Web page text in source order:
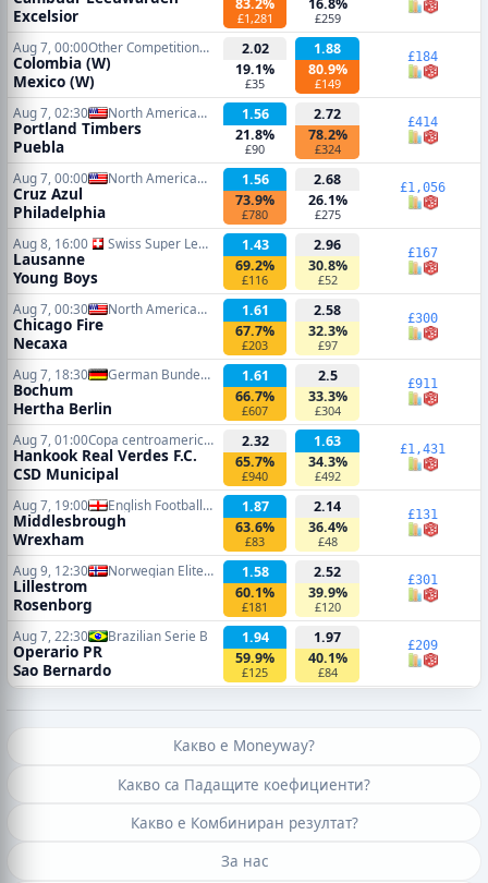
Excelsior
83.2%
£1,281
16.8%
£259
Aug 7, 00:00 Other Competitions Soccer
Colombia (W)
Mexico (W)
2.02
19.1%
£35
1.88
80.9%
£149
£184
Aug 7, 02:30 North American Leagues Cup
Portland Timbers
Puebla
1.56
21.8%
£90
2.72
78.2%
£324
£414
Aug 7, 00:00 North American Leagues Cup
Cruz Azul
Philadelphia
1.56
73.9%
£780
2.68
26.1%
£275
£1,056
Aug 8, 16:00 Swiss Super League
Lausanne
Young Boys
1.43
69.2%
£116
2.96
30.8%
£52
£167
Aug 7, 00:30 North American Leagues Cup
Chicago Fire
Necaxa
1.61
67.7%
£203
2.58
32.3%
£97
£300
Aug 7, 18:30 German Bundesliga 2
Bochum
Hertha Berlin
1.61
66.7%
£607
2.5
33.3%
£304
£911
Aug 7, 01:00 Copa centroamericana
Hankook Real Verdes F.C.
CSD Municipal
2.32
65.7%
£940
1.63
34.3%
£492
£1,431
Aug 7, 19:00 English Football League Cup
Middlesbrough
Wrexham
1.87
63.6%
£83
2.14
36.4%
£48
£131
Aug 9, 12:30 Norwegian Eliteserien
Lillestrom
Rosenborg
1.58
60.1%
£181
2.52
39.9%
£120
£301
Aug 7, 22:30 Brazilian Serie B
Operario PR
Sao Bernardo
1.94
59.9%
£125
1.97
40.1%
£84
£209
Какво е Moneyway?
Какво са Падащите коефициенти?
Какво е Комбиниран резултат?
За нас